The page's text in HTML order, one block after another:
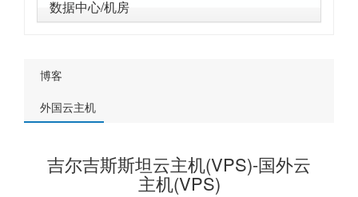
数据中心/机房
博客
外国云主机
吉尔吉斯斯坦云主机(VPS)-国外云
主机(VPS)